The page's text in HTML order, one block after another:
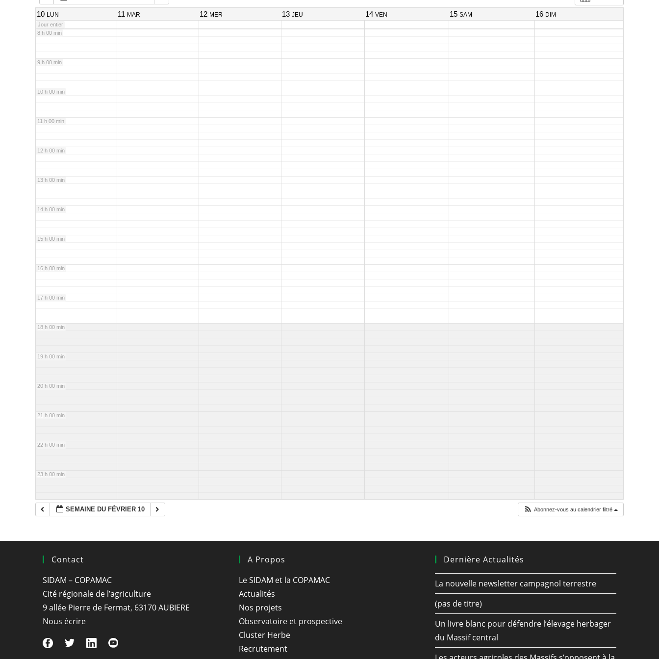
10 LUN 11 MAR 12 MER 13 JEU 14 VEN 15 SAM 16 DIM
Jour entier
7 h 00 min
8 h 00 min
9 h 00 min
10 h 00 min
11 h 00 min
12 h 00 min
13 h 00 min
14 h 00 min
15 h 00 min
16 h 00 min
17 h 00 min
18 h 00 min
19 h 00 min
20 h 00 min
21 h 00 min
22 h 00 min
23 h 00 min
SEMAINE DU FÉVRIER 10 Abonnez-vous au calendrier filtré
Contact
SIDAM – COPAMAC
Cité régionale de l’agriculture
9 allée Pierre de Fermat, 63170 AUBIERE
Nous écrire
A Propos
Le SIDAM et la COPAMAC
Actualités
Nos projets
Observatoire et prospective
Cluster Herbe
Recrutement
Dernière Actualités
La nouvelle newsletter campagnol terrestre
(pas de titre)
Un livre blanc pour défendre l’élevage herbager
du Massif central